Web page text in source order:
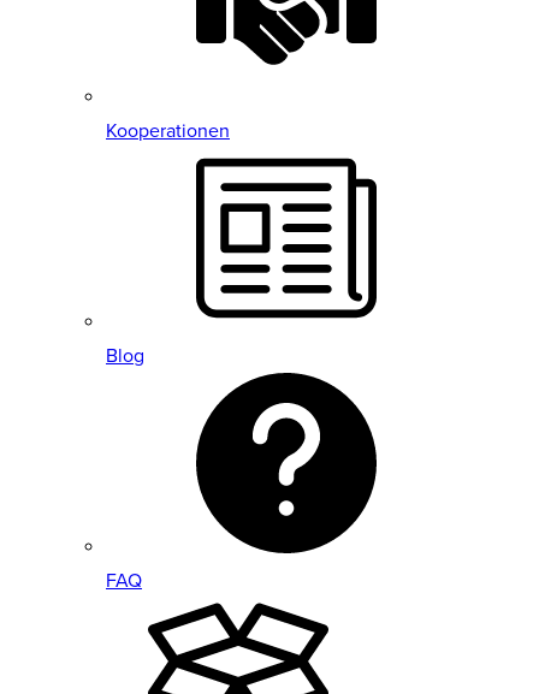
Kooperationen
Blog
FAQ